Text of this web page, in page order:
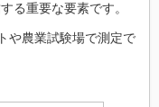
る重要な要素です。
や農業試験場で測定で